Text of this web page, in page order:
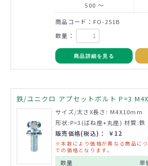
500 ～
商品コード：FO-251B
数量：
商品詳細を見る
鉄/ユニクロ アプセットボルト P=3
サイズ/太さX長さ: M4X10mm
形状:P=3(ばね座+丸座) 材質:鉄
販売価格(税込)： ￥12
※本数により価格が異なる商品に
での価格となります。
数量
単